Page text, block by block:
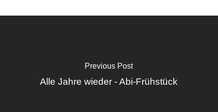
Previous Post
Alle Jahre wieder - Abi-Frühstück